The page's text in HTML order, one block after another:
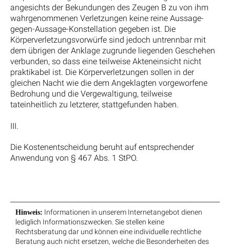
angesichts der Bekundungen des Zeugen B zu von ihm
wahrgenommenen Verletzungen keine reine Aussage-
gegen-Aussage-Konstellation gegeben ist. Die
Körperverletzungsvorwürfe sind jedoch untrennbar mit
dem übrigen der Anklage zugrunde liegenden Geschehen
verbunden, so dass eine teilweise Akteneinsicht nicht
praktikabel ist. Die Körperverletzungen sollen in der
gleichen Nacht wie die dem Angeklagten vorgeworfene
Bedrohung und die Vergewaltigung, teilweise
tateinheitlich zu letzterer, stattgefunden haben.
III.
Die Kostenentscheidung beruht auf entsprechender
Anwendung von § 467 Abs. 1 StPO.
Hinweis: Informationen in unserem Internetangebot dienen
lediglich Informationszwecken. Sie stellen keine
Rechtsberatung dar und können eine individuelle rechtliche
Beratung auch nicht ersetzen, welche die Besonderheiten des